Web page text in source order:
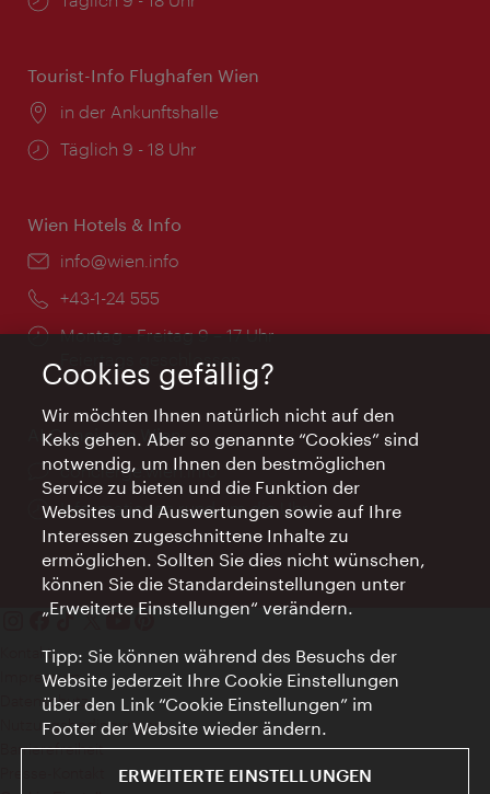
Tourist-Info Flughafen Wien
Ort:
in der Ankunftshalle
Öffnungszeiten:
Täglich 9 - 18 Uhr
Wien Hotels & Info
Email:
info@wien.info
Telefon:
+43-1-24 555
Öffnungszeiten:
Montag - Freitag 9 – 17 Uhr
Feiertags geschlossen
AI Concierge Wien
Ort:
concierge.wien.info
Öffnungszeiten:
Informationen rund um die Uhr
Kontakt
Impressum
Datenschutz
Nutzungsbedingungen
Barrierefreiheit
Cookies gefällig?
Wir möchten Ihnen natürlich nicht auf den
Keks gehen. Aber so genannte “Cookies” sind
notwendig, um Ihnen den bestmöglichen
Service zu bieten und die Funktion der
Websites und Auswertungen sowie auf Ihre
Interessen zugeschnittene Inhalte zu
ermöglichen. Sollten Sie dies nicht wünschen,
können Sie die Standardeinstellungen unter
„Erweiterte Einstellungen“ verändern.
Tipp: Sie können während des Besuchs der
Website jederzeit Ihre Cookie Einstellungen
über den Link “Cookie Einstellungen” im
Footer der Website wieder ändern.
ERWEITERTE EINSTELLUNGEN